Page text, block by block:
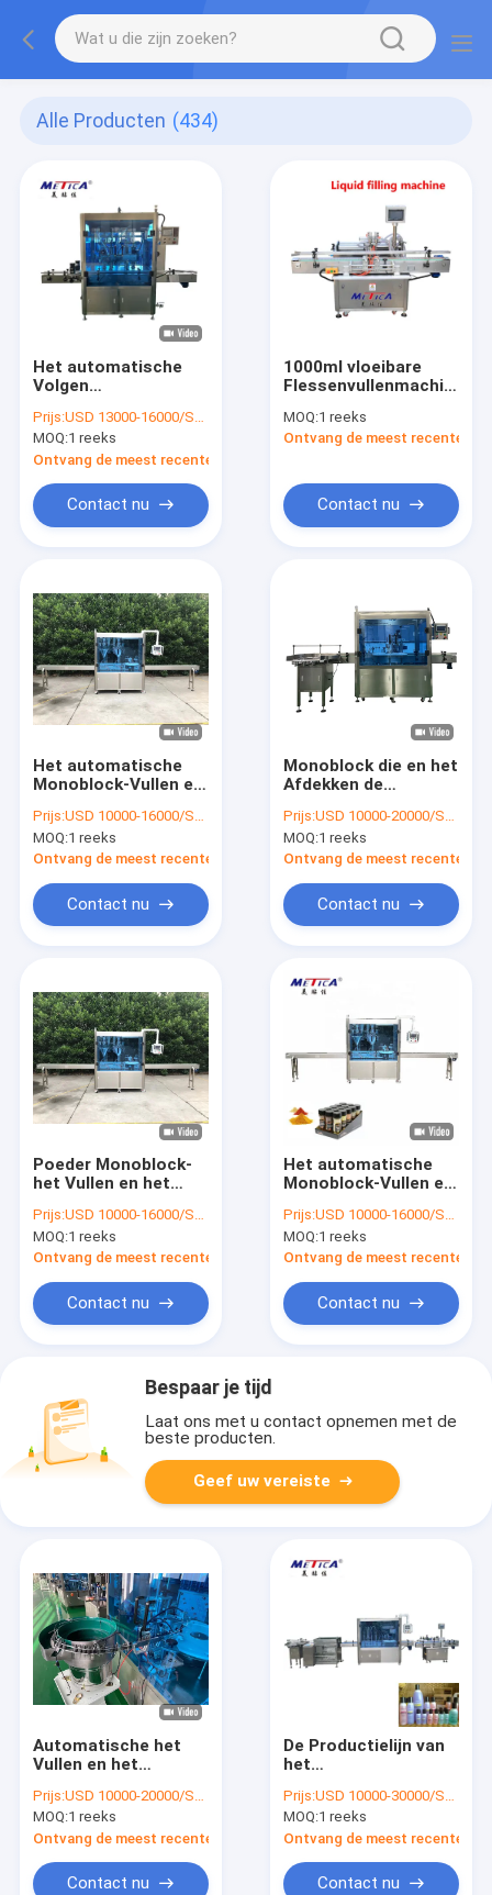
Alle Producten (434)
Het automatische
Volgen
voor Jamhoning
Prijs:USD 13000-16000/SET
MOQ:1 reeks
Ontvang de meest recente Prijs
Contact nu
1000ml vloeibare
Flessenvullenmachine
Paste
MOQ:1 reeks
Ontvang de meest recente
Contact nu
Het automatische
Monoblock-Vullen en
Machine voor Kruidig
Poeder
Prijs:USD 10000-16000/SET
MOQ:1 reeks
Ontvang de meest recente Prijs
Contact nu
Monoblock die en het
Afdekken de
Machinecbd Olie E
vult
Prijs:USD 10000-20000/SET
MOQ:1 reeks
Ontvang de meest recente
Contact nu
Poeder Monoblock-
het Vullen en het
voor Industrie van
het
Schoonheidsmiddelenvoedsel
Prijs:USD 10000-16000/SET
MOQ:1 reeks
Ontvang de meest recente Prijs
Contact nu
Het automatische
Monoblock-Vullen en
Machine voor
Peperpoeder
Prijs:USD 10000-16000/SET
MOQ:1 reeks
Ontvang de meest recente
Contact nu
Bespaar je tijd
Laat ons met u contact opnemen met de
beste producten.
Geef uw vereiste
Automatische het
Vullen en het
voor de Reageerbuis
10ml van de
Etherische oliefles
Prijs:USD 10000-20000/SET
MOQ:1 reeks
Ontvang de meest recente Prijs
Contact nu
De Productielijn van
het
middel Bottelende
Vloeibare het Vullen
het Afdekken
Etiketteringsmachine
110V
Prijs:USD 10000-30000/SET
MOQ:1 reeks
Ontvang de meest recente
Contact nu